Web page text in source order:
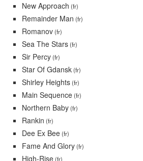
New Approach (fr)
Remainder Man (fr)
Romanov(fr)
Sea The Stars(fr)
Sir Percy(fr)
Star Of Gdansk(fr)
Shirley Heights(fr)
Main Sequence(fr)
Northern Baby(fr)
Rankin (fr)
Dee Ex Bee(fr)
Fame And Glory(fr)
High-Rise(fr)